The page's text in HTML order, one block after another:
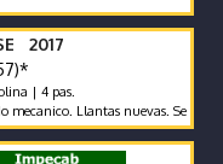
2017
| 4 pas.
Llantas nuevas. Se traspasa